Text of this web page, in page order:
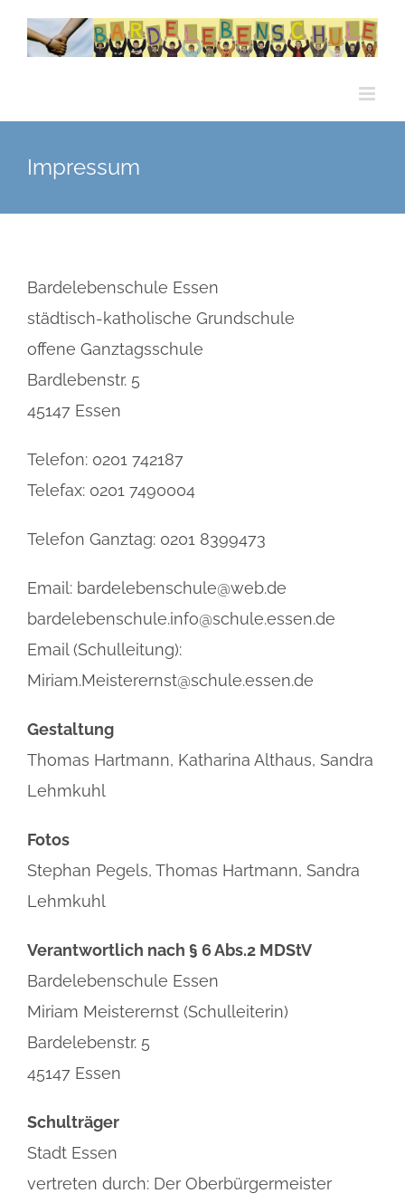
Zum
Inhalt
Impressum
Bardelebenschule Essen
städtisch-katholische Grundschule
offene Ganztagsschule
Bardlebenstr. 5
45147 Essen
Telefon: 0201 742187
Telefax: 0201 7490004
Telefon Ganztag: 0201 8399473
Email: bardelebenschule@web.de
bardelebenschule.info@schule.essen.de
Email (Schulleitung):
Miriam.Meisterernst@schule.essen.de
Gestaltung
Thomas Hartmann, Katharina Althaus, Sandra
Lehmkuhl
Fotos
Stephan Pegels, Thomas Hartmann, Sandra
Lehmkuhl
Verantwortlich nach § 6 Abs.2 MDStV
Bardelebenschule Essen
Miriam Meisterernst (Schulleiterin)
Bardelebenstr. 5
45147 Essen
Schulträger
Stadt Essen
vertreten durch: Der Oberbürgermeister